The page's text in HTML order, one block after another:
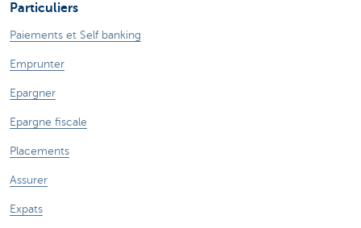
Particuliers
Paiements et Self banking
Emprunter
Epargner
Epargne fiscale
Placements
Assurer
Expats